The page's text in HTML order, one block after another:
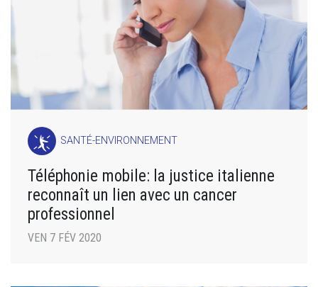
SANTÉ-ENVIRONNEMENT
Téléphonie mobile: la justice italienne
reconnaît un lien avec un cancer
professionnel
VEN 7 FÉV 2020